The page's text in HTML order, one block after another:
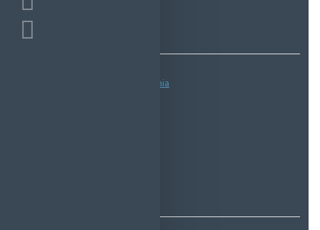
Spune-ţi opinia